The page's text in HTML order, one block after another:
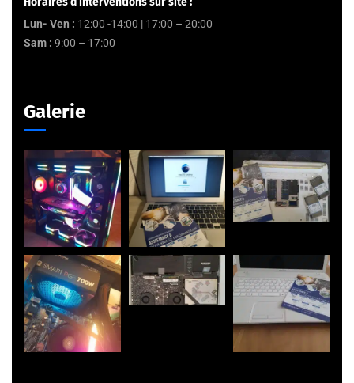
Lun- Ven : 12:00 -14:00 | 17:00 – 20:00
Sam : 9:00 – 17:00
Galerie